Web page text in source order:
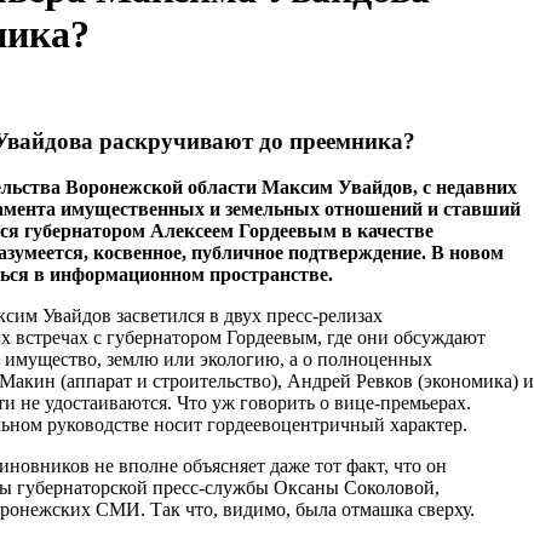
раскручивают до преемника?
Воронежской области Максим Увайдов, с недавних
имущественных и земельных отношений и ставший
губернатором Алексеем Гордеевым в качестве
косвенное, публичное подтверждение. В новом
в информационном пространстве.
Увайдов засветился в двух пресс-релизах
с губернатором Гордеевым, где они обсуждают
землю или экологию, а о полноценных
(аппарат и строительство), Андрей Ревков (экономика) и
удостаиваются. Что уж говорить о вице-премьерах.
руководстве носит гордеевоцентричный характер.
не вполне объясняет даже тот факт, что он
губернаторской пресс-службы Оксаны Соколовой,
СМИ. Так что, видимо, была отмашка сверху.